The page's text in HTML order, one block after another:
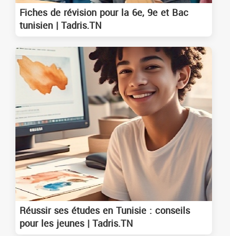
Fiches de révision pour la 6e, 9e et Bac
tunisien | Tadris.TN
Réussir ses études en Tunisie : conseils
pour les jeunes | Tadris.TN